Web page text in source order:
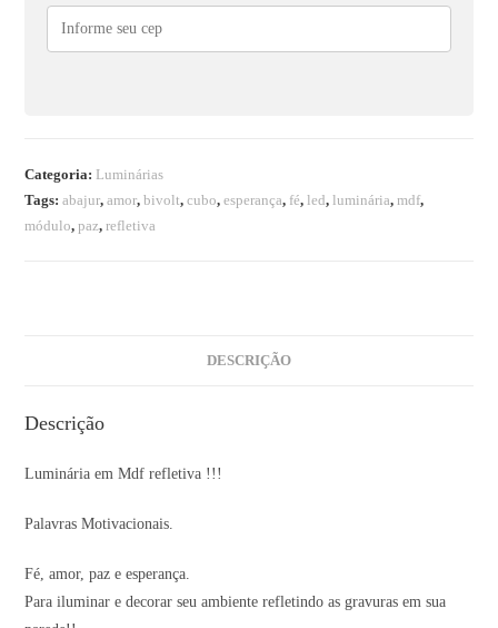
Categoria: Luminárias
Tags:abajur,amor,bivolt,cubo,esperança, fé,led,luminária,mdf,
módulo,paz,refletiva
DESCRIÇÃO
Descrição
Luminária em Mdf refletiva !!!
Palavras Motivacionais.
Fé, amor, paz e esperança.
Para iluminar e decorar seu ambiente refletindo as gravuras em sua